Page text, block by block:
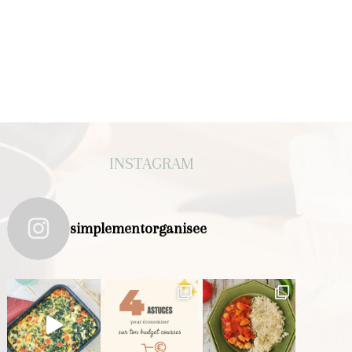
INSTAGRAM
simplementorganisee